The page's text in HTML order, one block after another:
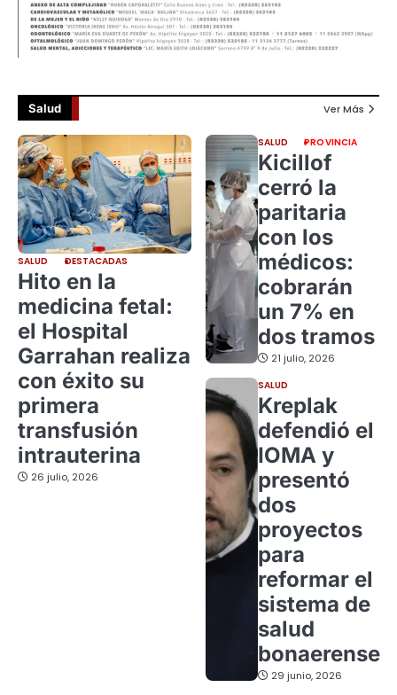
Salud Ver Más
SALUD DESTACADAS
Hito en la
medicina fetal:
el Hospital
Garrahan realiza
con éxito su
primera
transfusión
intrauterina
26 julio, 2026
SALUD PROVINCIA
Kicillof
cerró la
paritaria
con los
médicos:
cobrarán
un 7% en
dos tramos
21 julio, 2026
SALUD
Kreplak
defendió el
IOMA y
presentó
dos
proyectos
para
reformar el
sistema de
salud
bonaerense
29 junio, 2026